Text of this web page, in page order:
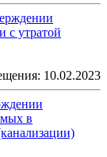
с утратой
10.02.2023
в